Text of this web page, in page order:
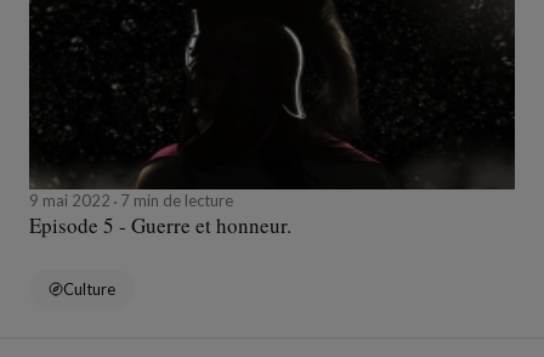
9 mai 2022 7 min de lecture
Episode 5 - Guerre et honneur.
Culture